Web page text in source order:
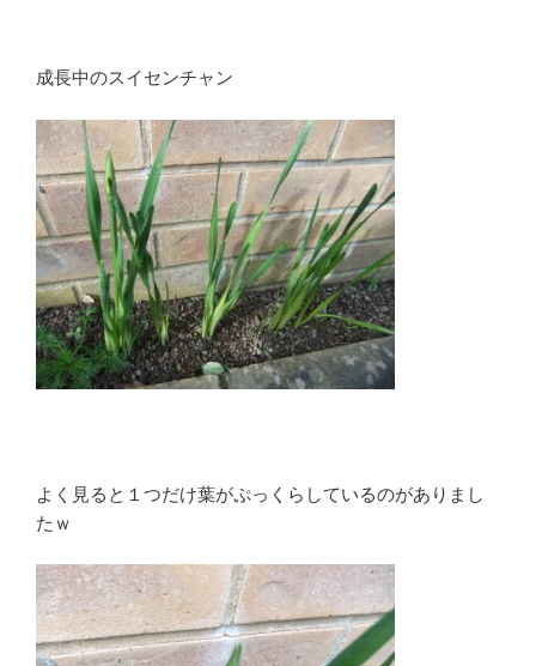
成長中のスイセンチャン
よく見ると１つだけ葉がぷっくらしているのがありまし
たｗ